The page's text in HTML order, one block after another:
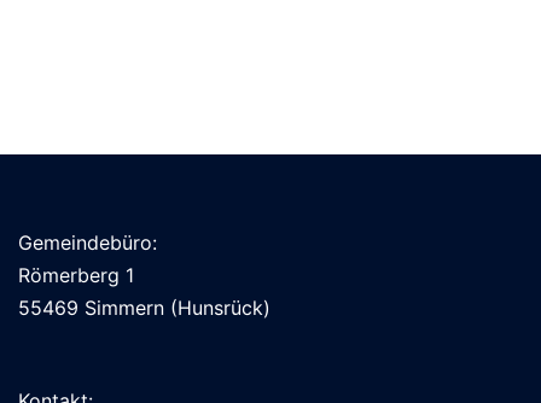
Gemeindebüro:
Römerberg 1
55469 Simmern (Hunsrück)